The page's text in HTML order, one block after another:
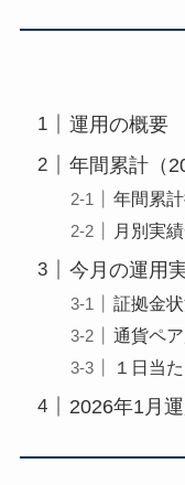
運用の概要
年間累計（
年間累
月別実
今月の運用
証拠金
通貨ペ
１日当
2026年1月